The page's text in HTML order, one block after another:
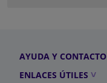
AYUDA Y CONTACTO
ENLACES ÚTILES